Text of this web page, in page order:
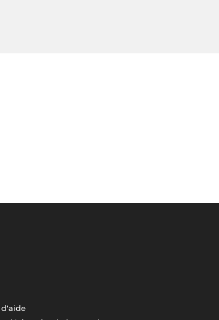
d'aide